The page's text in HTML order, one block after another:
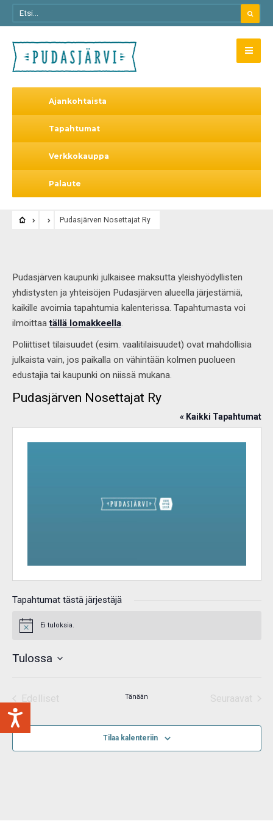
Ajankohtaista
Tapahtumat
Verkkokauppa
Palaute
Pudasjärven Nosettajat Ry
Pudasjärven kaupunki julkaisee maksutta yleishyödyllisten
yhdistysten ja yhteisöjen Pudasjärven alueella järjestämiä,
kaikille avoimia tapahtumia kalenterissa. Tapahtumasta voi
ilmoittaatällä lomakkeella.
Poliittiset tilaisuudet (esim. vaalitilaisuudet) ovat mahdollisia
julkaista vain, jos paikalla on vähintään kolmen puolueen
edustajia tai kaupunki on niissä mukana.
Pudasjärven Nosettajat Ry
« Kaikki Tapahtumat
Tapahtumat tästä järjestäjä
Notice Ei tuloksia.
Tulossa
Valitse
päivä.Edelliset
Tänään
Seuraavat
Tilaa kalenteriin